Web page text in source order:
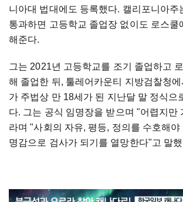
니아대 법대에도 등록했다. 캘리포니아주
통과하면 고등학교 졸업장 없이도 로스쿨
해준다.
그는 2021년 고등학교를 조기 졸업하고
해 졸업한 뒤, 툴레어카운티 지방검찰청
가 주법상 만 18세가 된 지난달 말 정식으
다. 그는 공식 임명장을 받으며 "어렵지만
라며 "사회의 자유, 평등, 정의를 수호해
명감으로 검사가 되기를 열망한다"고 말